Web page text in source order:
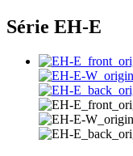
Série EH-E